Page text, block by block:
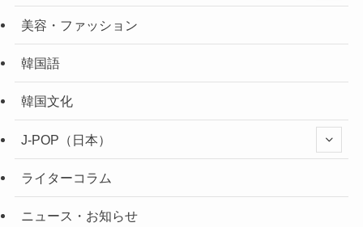
美容・ファッション
韓国語
韓国文化
J-POP（日本）
ライターコラム
ニュース・お知らせ